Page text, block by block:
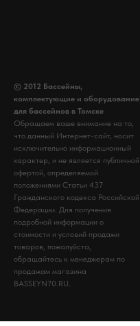
© 2012 Бассейны,
комплектующие и оборудование
для бассейнов в Томске
Обращаем ваше внимание на то,
что данный Интернет-сайт, носит
исключительно информационный
характер, и не является публичной
офертой, определяемой
положениями Статьи 437
Гражданского кодекса Российской
Федерации. Для получения
подробной информации о
стоимости и условий продажи
товаров, пожалуйста,
обращайтесь к менеджерам по
продажам магазина
BASSEYN70.RU.